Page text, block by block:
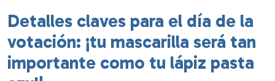
Detalles claves para el día de la
votación: ¡tu mascarilla será tan
importante como tu lápiz pasta